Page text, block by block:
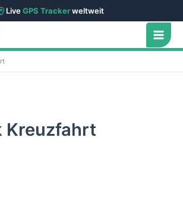
LiveGPS Trackerweltweit
Kreuzfahrt